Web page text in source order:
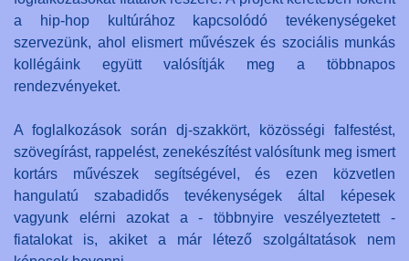
a hip-hop kultúrához kapcsolódó tevékenységeket
szervezünk, ahol elismert művészek és szociális munkás
kollégáink együtt valósítják meg a többnapos
rendezvényeket.
A foglalkozások során dj-szakkört, közösségi falfestést,
szövegírást, rappelést, zenekészítést valósítunk meg ismert
kortárs művészek segítségével, és ezen közvetlen
hangulatú szabadidős tevékenységek által képesek
vagyunk elérni azokat a - többnyire veszélyeztetett -
fiatalokat is, akiket a már létező szolgáltatások nem